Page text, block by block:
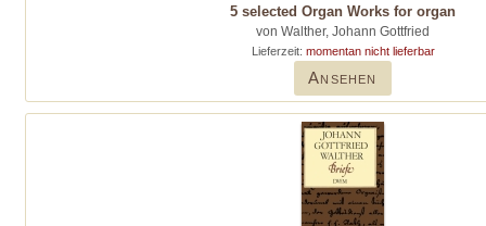
5 selected Organ Works for organ
von Walther, Johann Gottfried
Lieferzeit: momentan nicht lieferbar
Ansehen